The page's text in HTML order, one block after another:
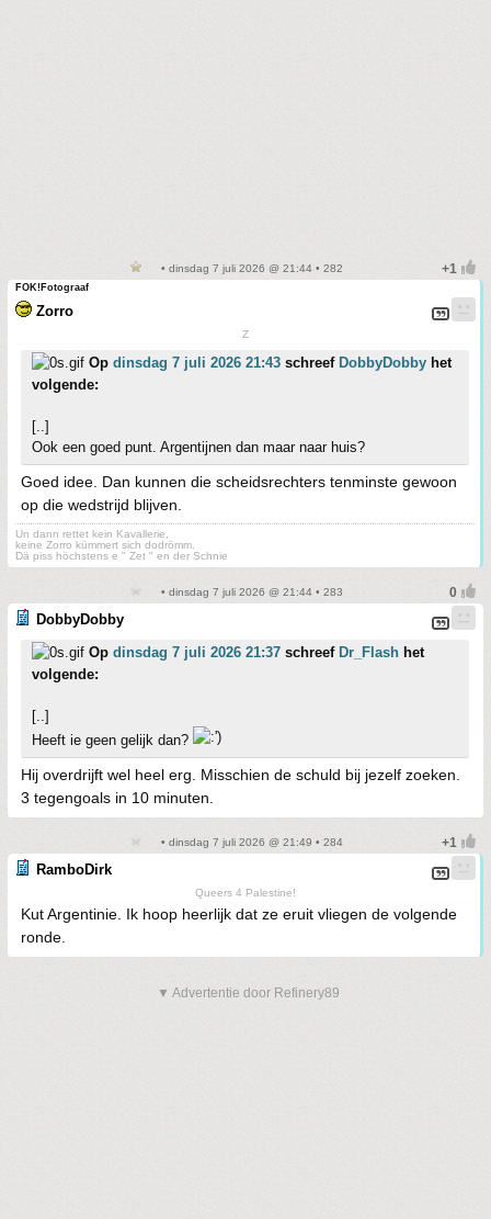
• dinsdag 7 juli 2026 @ 21:44 • 282
FOK!Fotograaf
Zorro
Z
Op dinsdag 7 juli 2026 21:43 schreef DobbyDobby het
volgende:
[..]
Ook een goed punt. Argentijnen dan maar naar huis?
Goed idee. Dan kunnen die scheidsrechters tenminste gewoon
op die wedstrijd blijven.
Un dann rettet kein Kavallerie,
keine Zorro kümmert sich dodrömm.
Dä piss höchstens e " Zet " en der Schnie
• dinsdag 7 juli 2026 @ 21:44 • 283
DobbyDobby
Op dinsdag 7 juli 2026 21:37 schreef Dr_Flash het
volgende:
[..]
Heeft ie geen gelijk dan?
Hij overdrijft wel heel erg. Misschien de schuld bij jezelf zoeken.
3 tegengoals in 10 minuten.
• dinsdag 7 juli 2026 @ 21:49 • 284
RamboDirk
Queers 4 Palestine!
Kut Argentinie. Ik hoop heerlijk dat ze eruit vliegen de volgende
ronde.
▼ Advertentie door Refinery89